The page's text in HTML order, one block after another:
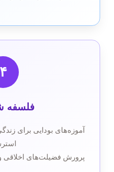
۴
فلسفه
آموزه‌های بودایی برای
پرورش فضیلت‌های اخلاقی